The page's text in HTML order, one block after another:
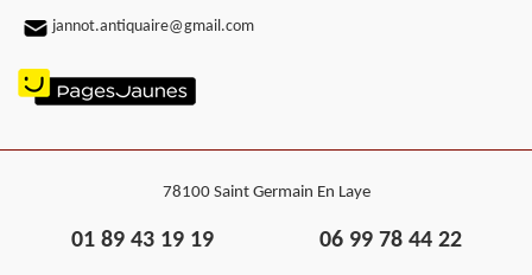
jannot.antiquaire@gmail.com
78100 Saint Germain En Laye
01 89 43 19 19 06 99 78 44 22